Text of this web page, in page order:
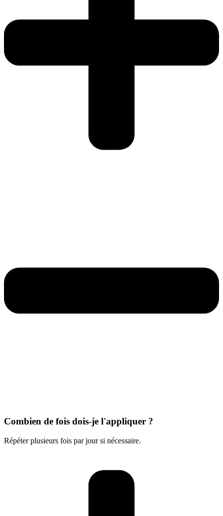
Combien de fois dois-je l'appliquer ?
Répéter plusieurs fois par jour si nécessaire.